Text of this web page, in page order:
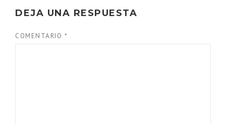
DEJA UNA RESPUESTA
COMENTARIO *